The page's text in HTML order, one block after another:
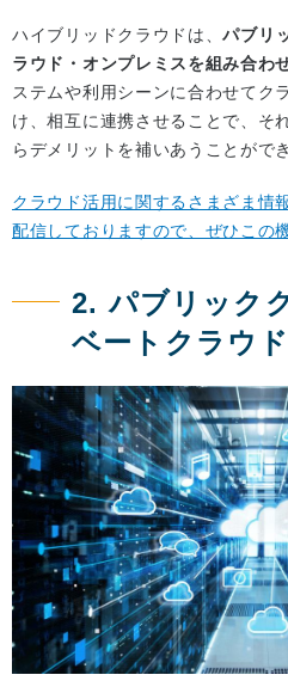
ハイブリッドクラウドは、パブリ
ラウド・オンプレミスを組み合わ
ステムや利用シーンに合わせてク
け、相互に連携させることで、そ
らデメリットを補いあうことがで
クラウド活用に関するさまざま情
配信しておりますので、ぜひこの
2. パブリック
ベートクラウ